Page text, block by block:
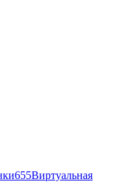
655Виртуальная